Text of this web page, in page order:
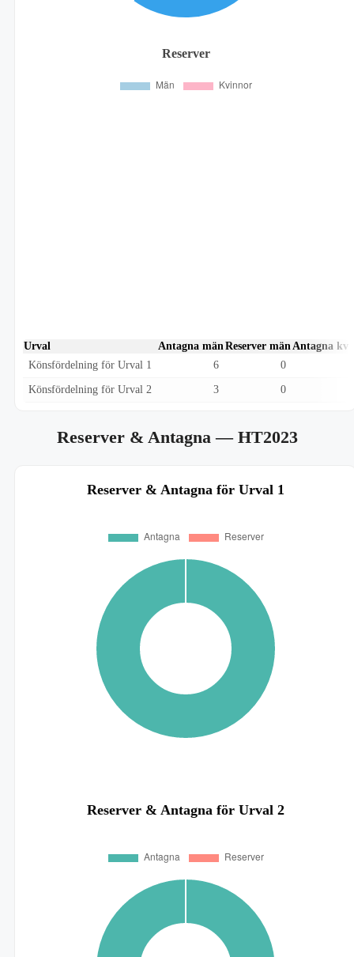
Reserver
Urval Antagna män Reserver män Antagna
Könsfördelning för Urval 1
6 0
Könsfördelning för Urval 2 3 0
Reserver & Antagna— HT2023
Reserver & Antagna för Urval 1
Reserver & Antagna för Urval 2